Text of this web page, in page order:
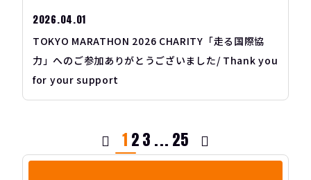
2026.04.01
TOKYO MARATHON 2026 CHARITY「走る国際協
力」へのご参加ありがとうございました/ Thank you
for your support
1 23 ... 25